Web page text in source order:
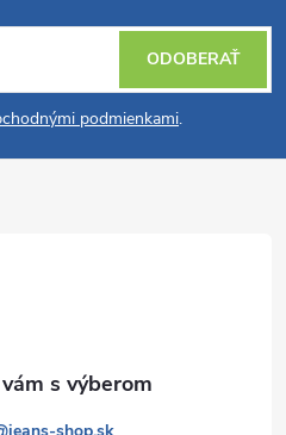
podmienkami.
ODOBERAŤ